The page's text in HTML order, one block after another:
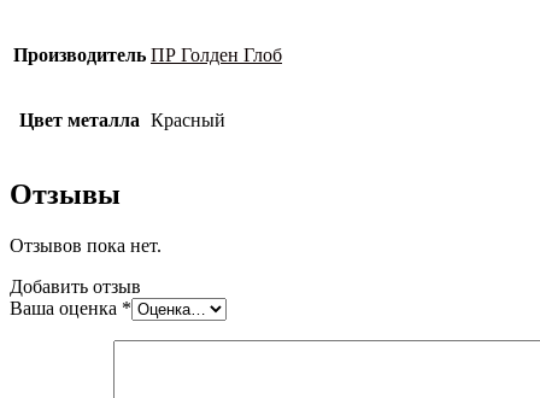
Производитель ПР Голден Глоб
Цвет металла Красный
Отзывы
Отзывов пока нет.
Добавить отзыв
Ваша оценка *